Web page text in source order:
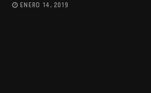
ENERO 14, 2019